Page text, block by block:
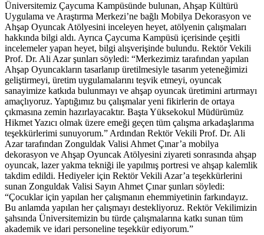
Üniversitemiz Çaycuma Kampüsünde bulunan, Ahşap Kültürü
Uygulama ve Araştırma Merkezi’ne bağlı Mobilya Dekorasyon ve
Ahşap Oyuncak Atölyesini inceleyen heyet, atölyenin çalışmaları
hakkında bilgi aldı. Ayrıca Çaycuma Kampüsü içerisinde çeşitli
incelemeler yapan heyet, bilgi alışverişinde bulundu. Rektör Vekili
Prof. Dr. Ali Azar şunları söyledi: “Merkezimiz tarafından yapılan
Ahşap Oyuncakların tasarlanıp üretilmesiyle tasarım yeteneğimizi
geliştirmeyi, üretim uygulamalarını teşvik etmeyi, oyuncak
sanayimize katkıda bulunmayı ve ahşap oyuncak üretimini artırmayı
amaçlıyoruz. Yaptığımız bu çalışmalar yeni fikirlerin de ortaya
çıkmasına zemin hazırlayacaktır. Başta Yüksekokul Müdürümüz
Hikmet Yazıcı olmak üzere emeği geçen tüm çalışma arkadaşlarıma
teşekkürlerimi sunuyorum.” Ardından Rektör Vekili Prof. Dr. Ali
Azar tarafından Zonguldak Valisi Ahmet Çınar’a mobilya
dekorasyon ve Ahşap Oyuncak Atölyesini ziyareti sonrasında ahşap
oyuncak, lazer yakma tekniği ile yapılmış portresi ve ahşap kalemlik
takdim edildi. Hediyeler için Rektör Vekili Azar’a teşekkürlerini
sunan Zonguldak Valisi Sayın Ahmet Çınar şunları söyledi:
“Çocuklar için yapılan her çalışmanın ehemmiyetinin farkındayız.
Bu anlamda yapılan her çalışmayı destekliyoruz. Rektör Vekilimizin
şahsında Üniversitemizin bu türde çalışmalarına katkı sunan tüm
akademik ve idari personeline teşekkür ediyorum.”